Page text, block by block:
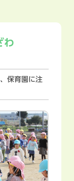
わ
保育園に注